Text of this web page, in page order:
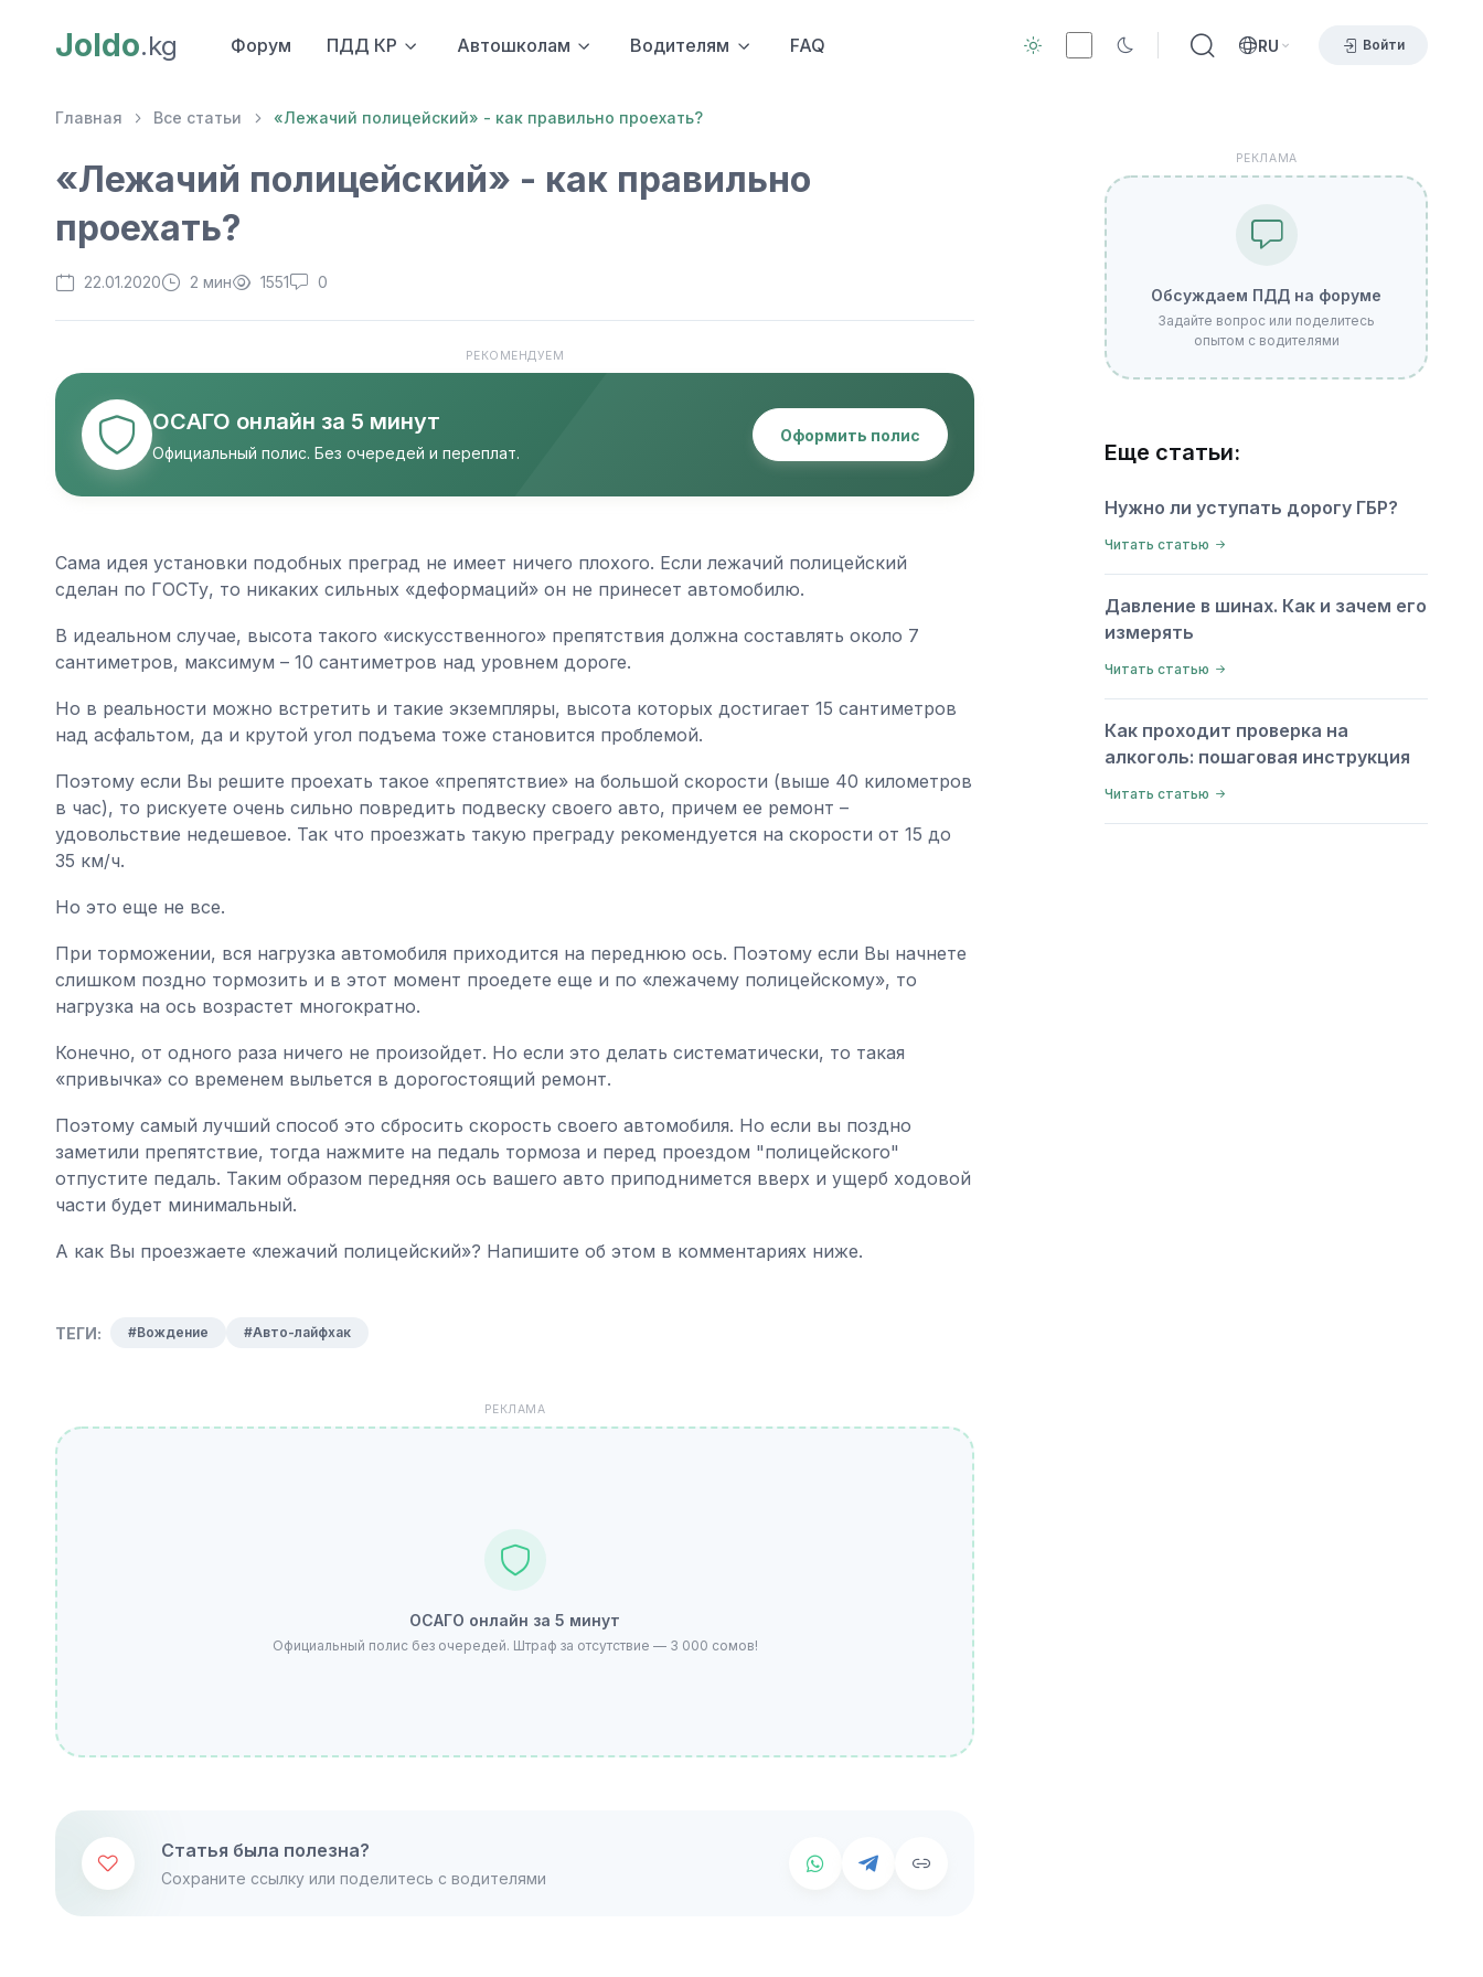
Joldo.kg RU Войти
Форум ПДД КР Автошколам Водителям FAQ
Главная Все статьи «Лежачий полицейский» - как правильно проехать?
«Лежачий полицейский» - как правильно
проехать?
22.01.2020 2 мин 1551 0
РЕКОМЕНДУЕМ
ОСАГО онлайн за 5 минут
Официальный полис. Без очередей и переплат.
Оформить полис
Сама идея установки подобных преград не имеет ничего плохого. Если лежачий полицейский
сделан по ГОСТу, то никаких сильных «деформаций» он не принесет автомобилю.
В идеальном случае, высота такого «искусственного» препятствия должна составлять около 7
сантиметров, максимум – 10 сантиметров над уровнем дороге.
Но в реальности можно встретить и такие экземпляры, высота которых достигает 15 сантиметров
над асфальтом, да и крутой угол подъема тоже становится проблемой.
Поэтому если Вы решите проехать такое «препятствие» на большой скорости (выше 40 километров
в час), то рискуете очень сильно повредить подвеску своего авто, причем ее ремонт –
удовольствие недешевое. Так что проезжать такую преграду рекомендуется на скорости от 15 до
35 км/ч.
Но это еще не все.
При торможении, вся нагрузка автомобиля приходится на переднюю ось. Поэтому если Вы начнете
слишком поздно тормозить и в этот момент проедете еще и по «лежачему полицейскому», то
нагрузка на ось возрастет многократно.
Конечно, от одного раза ничего не произойдет. Но если это делать систематически, то такая
«привычка» со временем выльется в дорогостоящий ремонт.
Поэтому самый лучший способ это сбросить скорость своего автомобиля. Но если вы поздно
заметили препятствие, тогда нажмите на педаль тормоза и перед проездом "полицейского"
отпустите педаль. Таким образом передняя ось вашего авто приподнимется вверх и ущерб ходовой
части будет минимальный.
А как Вы проезжаете «лежачий полицейский»? Напишите об этом в комментариях ниже.
ТЕГИ: #Вождение #Авто-лайфхак
РЕКЛАМА
ОСАГО онлайн за 5 минут
Официальный полис без очередей. Штраф за отсутствие — 3 000 сомов!
Статья была полезна?
Сохраните ссылку или поделитесь с водителями
РЕКЛАМА
Обсуждаем ПДД на форуме
Задайте вопрос или поделитесь
опытом с водителями
Еще статьи:
Нужно ли уступать дорогу ГБР?
Читать статью
Давление в шинах. Как и зачем его
измерять
Читать статью
Как проходит проверка на
алкоголь: пошаговая инструкция
Читать статью